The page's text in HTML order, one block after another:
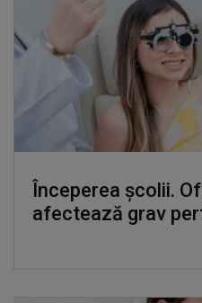
Începerea școlii.
afectează grav